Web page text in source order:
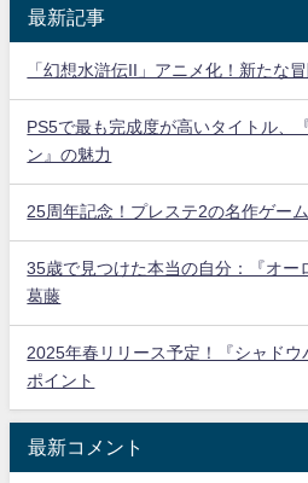
最新記事
「幻想水滸伝II」アニメ化！新たな
PS5で最も完成度が高いタイトル、
ン』の魅力
25周年記念！プレステ2の名作ゲー
35歳で見つけた本当の自分：『オー
葛藤
2025年春リリース予定！『シャド
ポイント
最新コメント